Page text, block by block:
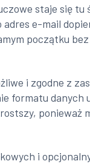
staje się
e-mail
początku
i zgodne z
formatu
ponieważ
i